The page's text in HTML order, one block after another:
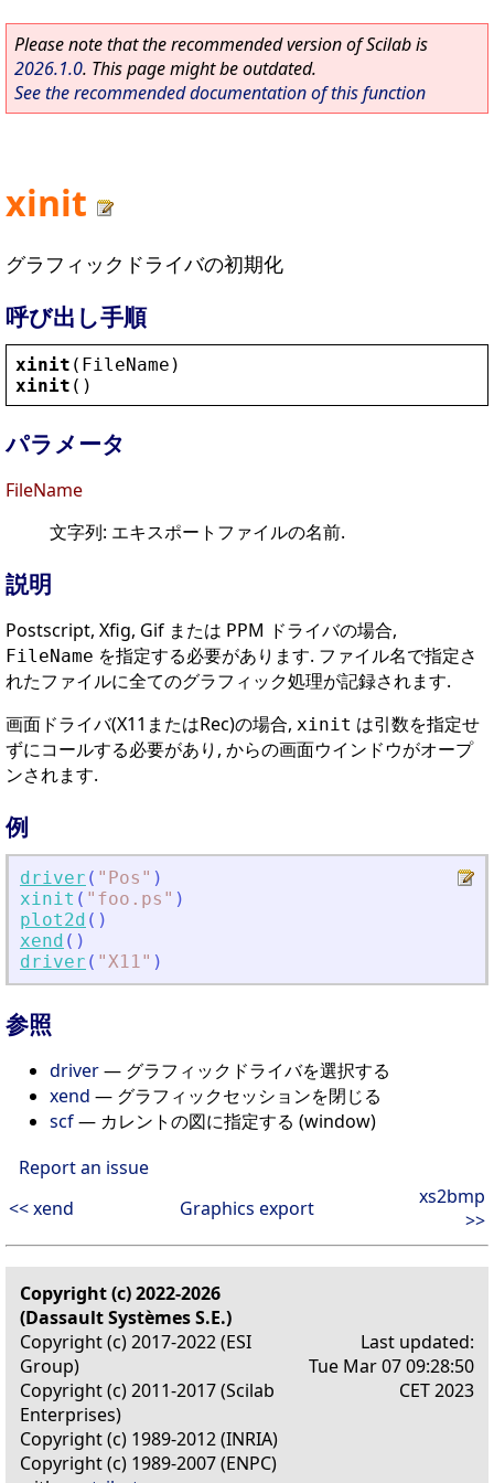
Please note that the recommended version of Scilab is
2026.1.0. This page might be outdated.
See the recommended documentation of this function
xinit
グラフィックドライバの初期化
呼び出し手順
xinit ( FileName )
xinit ()
パラメータ
FileName
文字列: エキスポートファイルの名前.
説明
Postscript, Xfig, Gif または PPM ドライバの場合,
FileName を指定する必要があります. ファイル名で指定さ
れたファイルに全てのグラフィック処理が記録されます.
画面ドライバ(X11またはRec)の場合, xinit は引数を指定せ
ずにコールする必要があり, からの画面ウインドウがオープ
ンされます.
例
driver ( " Pos " )
xinit ( " foo.ps " )
plot2d ( )
xend ( )
driver ( "X11" )
参照
driver— グラフィックドライバを選択する
xend — グラフィックセッションを閉じる
scf— カレントの図に指定する (window)
Report an issue
<< xend
Graphics export
xs2bmp
>>
Copyright (c) 2022-2026
(Dassault Systèmes S.E.)
Copyright (c) 2017-2022 (ESI
Group)
Copyright (c) 2011-2017 (Scilab
Enterprises)
Copyright (c) 1989-2012 (INRIA)
Copyright (c) 1989-2007 (ENPC)
Last updated:
Tue Mar 07 09:28:50
CET 2023